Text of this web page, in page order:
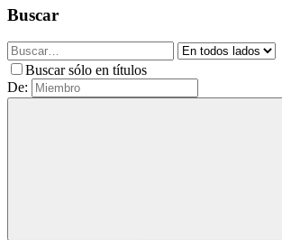
Buscar
Buscar sólo en títulos
De: